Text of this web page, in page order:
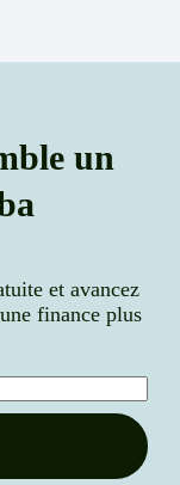
un
et avancez
finance plus